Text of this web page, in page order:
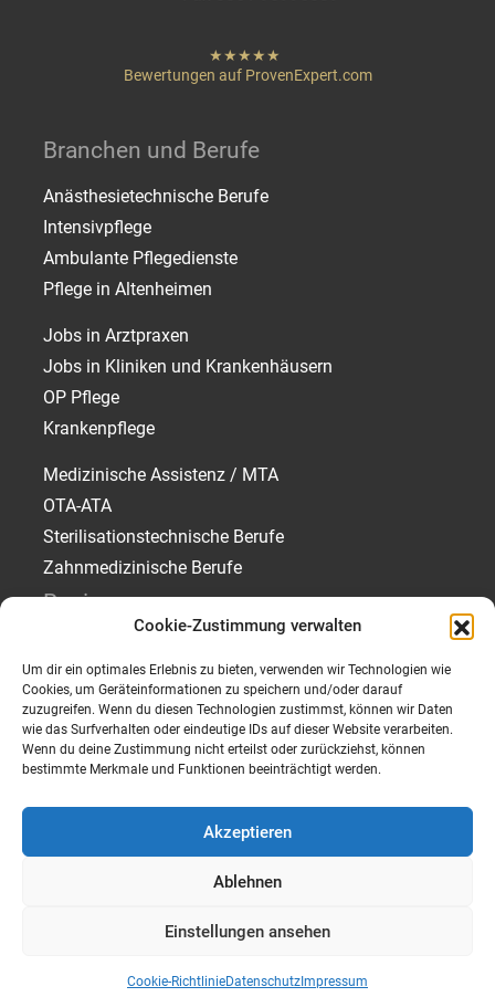
Cookie-Zustimmung verwalten
Um dir ein optimales Erlebnis zu bieten, verwenden wir Technologien wie
Cookies, um Geräteinformationen zu speichern und/oder darauf
zuzugreifen. Wenn du diesen Technologien zustimmst, können wir Daten
wie das Surfverhalten oder eindeutige IDs auf dieser Website verarbeiten.
Wenn du deine Zustimmung nicht erteilst oder zurückziehst, können
bestimmte Merkmale und Funktionen beeinträchtigt werden.
Akzeptieren
Ablehnen
Einstellungen ansehen
Cookie-RichtlinieDatenschutz Impressum
hat "von
Bewertungen auf ProvenExpert.com
Branchen und Berufe
Anästhesietechnische Berufe
Intensivpflege
Ambulante Pflegedienste
Pflege in Altenheimen
Jobs in Arztpraxen
Jobs in Kliniken und Krankenhäusern
OP Pflege
Krankenpflege
Medizinische Assistenz / MTA
OTA-ATA
Sterilisationstechnische Berufe
Zahnmedizinische Berufe
Regionen
Jobs in Rosenheim
Jobs in Traunstein
Jobs in Starnberg
Barrierefreiheit
© 2024 Heigenmoser Personal GmbH & Co KG